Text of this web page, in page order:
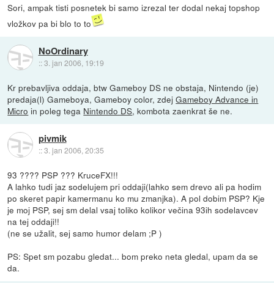
Sori, ampak tisti posnetek bi samo izrezal ter dodal nekaj topshop
vložkov pa bi blo to to
NoOrdinary
::3. jan 2006, 19:19
Kr prebavljiva oddaja, btw Gameboy DS ne obstaja, Nintendo (je)
predaja(l) Gameboya, Gameboy color, zdejGameboy Advance in
Micro in poleg tega Nintendo DS, kombota zaenkrat še ne.
pivmik
::3. jan 2006, 20:35
93 ???? PSP ??? KruceFX!!!
A lahko tudi jaz sodelujem pri oddaji(lahko sem drevo ali pa hodim
po skeret papir kamermanu ko mu zmanjka). A pol dobim PSP? Kje
je moj PSP, sej sm delal vsaj toliko kolikor večina 93ih sodelavcev
na tej oddaji!!
(ne se užalit, sej samo humor delam ;P )
PS: Spet sm pozabu gledat... bom preko neta gledal, upam da se
da.